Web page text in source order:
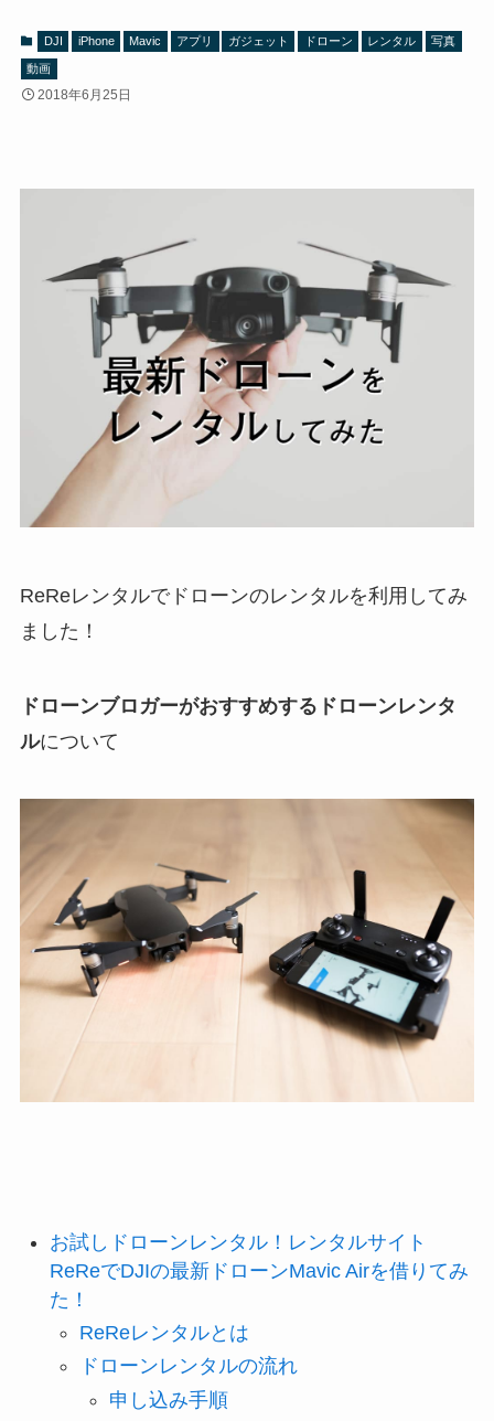
DJI iPhone Mavic アプリ ガジェット ドローン レンタル 写真
動画
2018年6月25日
ReReレンタルでドローンのレンタルを利用してみ
ました！
ドローンブロガーがおすすめするドローンレンタ
ルについて
お試しドローンレンタル！レンタルサイト
ReReでDJIの最新ドローンMavic Airを借りてみ
た！
ReReレンタルとは
ドローンレンタルの流れ
申し込み手順